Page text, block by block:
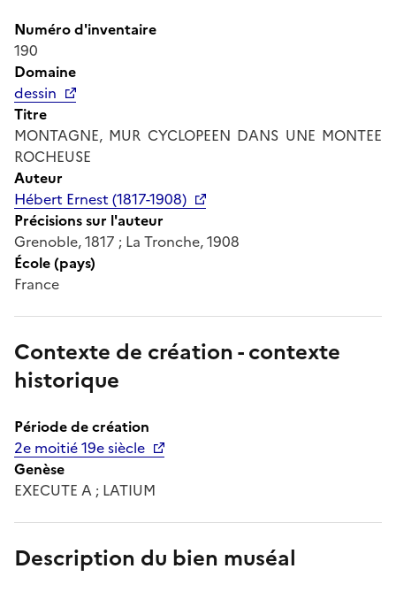
Numéro d'inventaire
190
Domaine
dessin
Titre
MONTAGNE, MUR CYCLOPEEN DANS UNE MONTEE
ROCHEUSE
Auteur
Hébert Ernest (1817-1908)
Précisions sur l'auteur
Grenoble, 1817 ; La Tronche, 1908
École (pays)
France
Contexte de création - contexte
historique
Période de création
2e moitié 19e siècle
Genèse
EXECUTE A ; LATIUM
Description du bien muséal